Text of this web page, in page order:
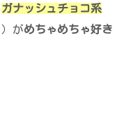
ガナッシュチョコ系
がめちゃめちゃ好き